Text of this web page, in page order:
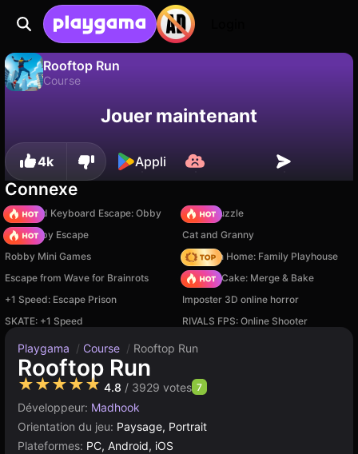
Rooftop Run
Course
progression !
Non Enregistrer
Jouer maintenant
4k Appli
Connexe
+1 Speed Keyboard Escape: Obby
Arrow Puzzle
Your Obby Escape
Cat and Granny
Robby Mini Games
My Town Home: Family Playhouse
Escape from Wave for Brainrots
Piece of Cake: Merge & Bake
+1 Speed: Escape Prison
Imposter 3D online horror
SKATE: +1 Speed
RIVALS FPS: Online Shooter
Playgama / Course / Rooftop Run
Rooftop Run
★★★★★ 4.8 / 3929 votes 7
Développeur: Madhook
Orientation du jeu: Paysage, Portrait
Plateformes: PC, Android, iOS